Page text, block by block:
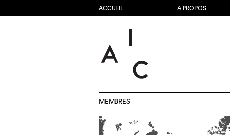
ACCUEIL A PROPOS
MEMBRES